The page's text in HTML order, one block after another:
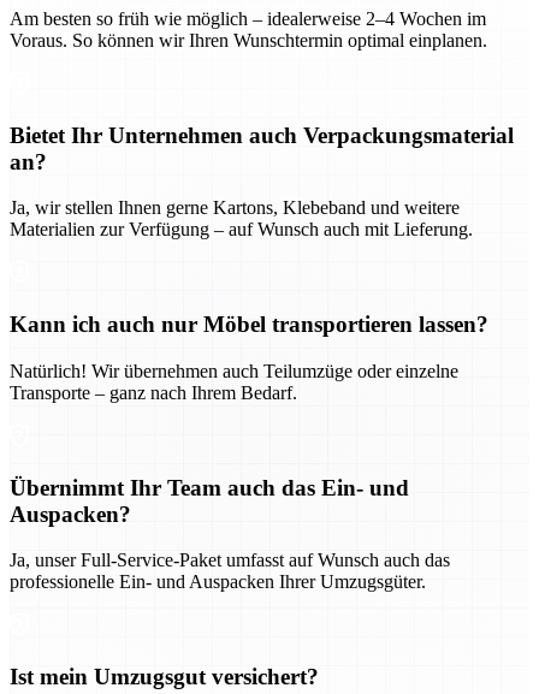
Am besten so früh wie möglich – idealerweise 2–4 Wochen im
Voraus. So können wir Ihren Wunschtermin optimal einplanen.
Bietet Ihr Unternehmen auch Verpackungsmaterial
an?
Ja, wir stellen Ihnen gerne Kartons, Klebeband und weitere
Materialien zur Verfügung – auf Wunsch auch mit Lieferung.
Kann ich auch nur Möbel transportieren lassen?
Natürlich! Wir übernehmen auch Teilumzüge oder einzelne
Transporte – ganz nach Ihrem Bedarf.
Übernimmt Ihr Team auch das Ein- und
Auspacken?
Ja, unser Full-Service-Paket umfasst auf Wunsch auch das
professionelle Ein- und Auspacken Ihrer Umzugsgüter.
Ist mein Umzugsgut versichert?